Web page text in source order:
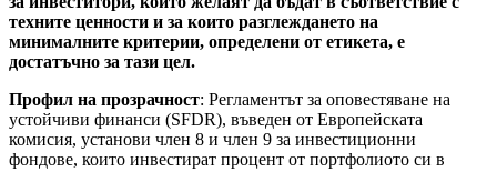
техните ценности и за които разглеждането на
минималните критерии, определени от етикета, е
достатъчно за тази цел.
Профил на прозрачност: Регламентът за оповестяване на
устойчиви финанси (SFDR), въведен от Европейската
комисия, установи член 8 и член 9 за инвестиционни
фондове, които инвестират процент от портфолиото си в